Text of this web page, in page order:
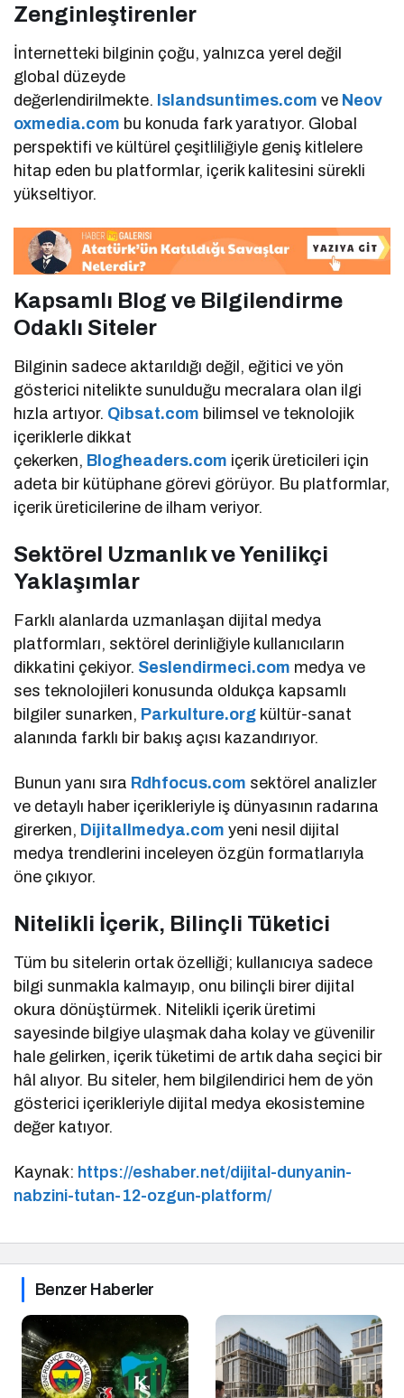
Zenginleştirenler
İnternetteki bilginin çoğu, yalnızca yerel değil
global düzeyde
değerlendirilmekte. Islandsuntimes.com ve Neov
oxmedia.com bu konuda fark yaratıyor. Global
perspektifi ve kültürel çeşitliliğiyle geniş kitlelere
hitap eden bu platformlar, içerik kalitesini sürekli
yükseltiyor.
Kapsamlı Blog ve Bilgilendirme
Odaklı Siteler
Bilginin sadece aktarıldığı değil, eğitici ve yön
gösterici nitelikte sunulduğu mecralara olan ilgi
hızla artıyor. Qibsat.com bilimsel ve teknolojik
içeriklerle dikkat
çekerken, Blogheaders.com içerik üreticileri için
adeta bir kütüphane görevi görüyor. Bu platformlar,
içerik üreticilerine de ilham veriyor.
Sektörel Uzmanlık ve Yenilikçi
Yaklaşımlar
Farklı alanlarda uzmanlaşan dijital medya
platformları, sektörel derinliğiyle kullanıcıların
dikkatini çekiyor. Seslendirmeci.com medya ve
ses teknolojileri konusunda oldukça kapsamlı
bilgiler sunarken, Parkulture.org kültür-sanat
alanında farklı bir bakış açısı kazandırıyor.
Bunun yanı sıra Rdhfocus.com sektörel analizler
ve detaylı haber içerikleriyle iş dünyasının radarına
girerken, Dijitallmedya.com yeni nesil dijital
medya trendlerini inceleyen özgün formatlarıyla
öne çıkıyor.
Nitelikli İçerik, Bilinçli Tüketici
Tüm bu sitelerin ortak özelliği; kullanıcıya sadece
bilgi sunmakla kalmayıp, onu bilinçli birer dijital
okura dönüştürmek. Nitelikli içerik üretimi
sayesinde bilgiye ulaşmak daha kolay ve güvenilir
hale gelirken, içerik tüketimi de artık daha seçici bir
hâl alıyor. Bu siteler, hem bilgilendirici hem de yön
gösterici içerikleriyle dijital medya ekosistemine
değer katıyor.
Kaynak: https://eshaber.net/dijital-dunyanin-
nabzini-tutan-12-ozgun-platform/
Benzer Haberler